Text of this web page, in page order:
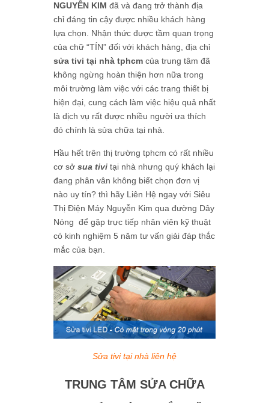
NGUYỄN KIM đã và đang trở thành địa
chỉ đáng tin cậy được nhiều khách hàng
lựa chọn. Nhận thức được tầm quan trọng
của chữ “TÍN” đối với khách hàng, địa chỉ
sửa tivi tại nhà tphcm của trung tâm đã
không ngừng hoàn thiện hơn nữa trong
môi trường làm việc với các trang thiết bị
hiện đại, cung cách làm việc hiệu quả nhất
là dịch vụ rất được nhiều người ưa thích
đó chính là sửa chữa tại nhà.
Hầu hết trên thị trường tphcm có rất nhiều
cơ sở sua tivi tại nhà nhưng quý khách lại
đang phân vân không biết chọn đơn vị
nào uy tín? thì hãy Liên Hệ ngay với Siêu
Thị Điện Máy Nguyễn Kim qua đường Dây
Nóng để gặp trực tiếp nhân viên kỹ thuật
có kinh nghiệm 5 năm tư vấn giải đáp thắc
mắc của bạn.
Sửa tivi tại nhà liên hệ
TRUNG TÂM SỬA CHỮA